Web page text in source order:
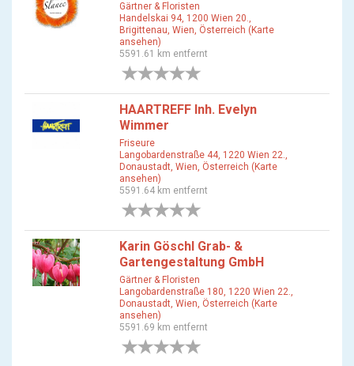
Gärtner & Floristen
Handelskai 94, 1200 Wien 20.,
Brigittenau, Wien, Österreich (Karte
ansehen)
5591.61 km entfernt
HAARTREFF Inh. Evelyn
Wimmer
Friseure
Langobardenstraße 44, 1220 Wien 22.,
Donaustadt, Wien, Österreich (Karte
ansehen)
5591.64 km entfernt
Karin Göschl Grab- &
Gartengestaltung GmbH
Gärtner & Floristen
Langobardenstraße 180, 1220 Wien 22.,
Donaustadt, Wien, Österreich (Karte
ansehen)
5591.69 km entfernt